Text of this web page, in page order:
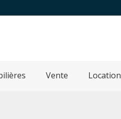
Vente Location